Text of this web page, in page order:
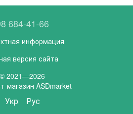
684-41-66
информация
версия сайта
© 2021—2026
магазин ASDmarket
Укр Рус